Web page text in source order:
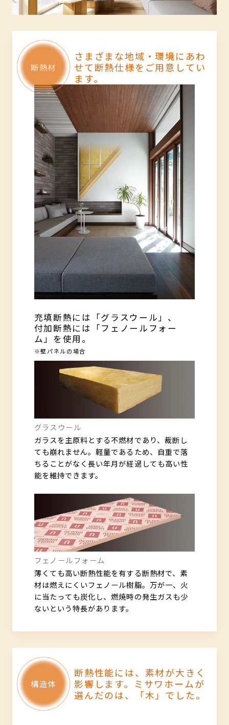
さまざまな地域・環境にあわ
せて断熱仕様をご用意してい
ます。
充填断熱には「グラスウール」、
付加断熱には「フェノールフォー
ム」を使用。
※壁パネルの場合
グラスウール
ガラスを主原料とする不燃材であり、裁断し
ても崩れません。軽量であるため、自重で落
ちることがなく長い年月が経過しても高い性
能を維持できます。
フェノールフォーム
薄くても高い断熱性能を有する断熱材で、素
材は燃えにくいフェノール樹脂。万が一、火
に当たっても炭化し、燃焼時の発生ガスも少
ないという特長があります。
断熱性能には、素材が大きく
影響します。
ミサワホームが
選んだのは、「木」でした。